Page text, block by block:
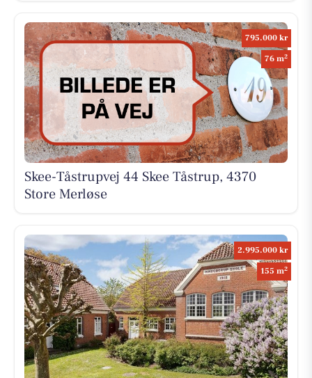
795.000 kr
76 m2
Skee-Tåstrupvej 44 Skee Tåstrup, 4370
Store Merløse
2.995.000 kr
155 m2